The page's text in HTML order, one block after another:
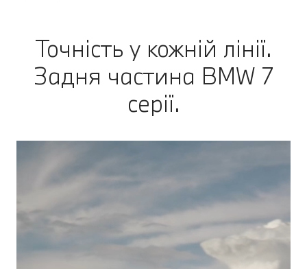
Точність у кожній лінії.
Задня частина BMW 7
серії.